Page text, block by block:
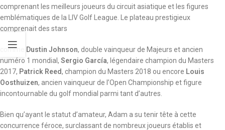
comprenant les meilleurs joueurs du circuit asiatique et les figures
emblématiques de la LIV Golf League. Le plateau prestigieux
comprenait des stars
comme Dustin Johnson, double vainqueur de Majeurs et ancien
numéro 1 mondial, Sergio García, légendaire champion du Masters
2017, Patrick Reed, champion du Masters 2018 ou encore Louis
Oosthuizen, ancien vainqueur de l’Open Championship et figure
incontournable du golf mondial parmi tant d’autres.
Bien qu’ayant le statut d’amateur, Adam a su tenir tête à cette
concurrence féroce, surclassant de nombreux joueurs établis et